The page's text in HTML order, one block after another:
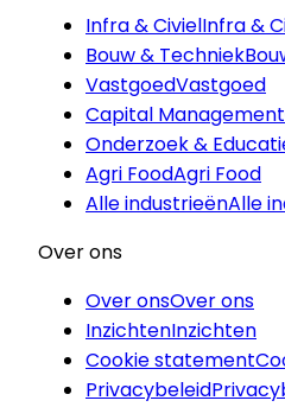
Infra & CivielInfra &
Bouw & Techniek
VastgoedVastgoed
Capital Management
Onderzoek &
Agri FoodAgri Food
Alle industrieënAlle
Over ons
Over onsOver ons
InzichtenInzichten
Cookie statement
Privacybeleid